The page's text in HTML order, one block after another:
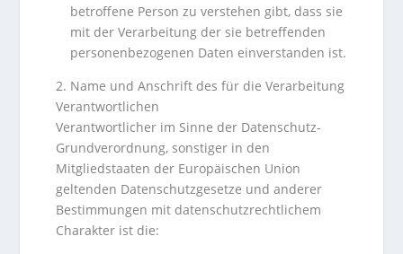
betroffene Person zu verstehen gibt, dass sie
mit der Verarbeitung der sie betreffenden
personenbezogenen Daten einverstanden ist.
2. Name und Anschrift des für die Verarbeitung
Verantwortlichen
Verantwortlicher im Sinne der Datenschutz-
Grundverordnung, sonstiger in den
Mitgliedstaaten der Europäischen Union
geltenden Datenschutzgesetze und anderer
Bestimmungen mit datenschutzrechtlichem
Charakter ist die: